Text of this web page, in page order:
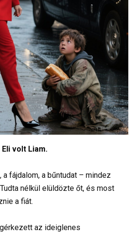
volt Liam.
a fájdalom, a bűntudat – mindez
nélkül elüldözte őt, és most
a fiát.
az ideiglenes